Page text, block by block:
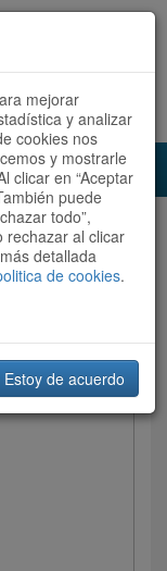
Español | Català
Más recientes /
mejorar
y analizar
cookies nos
y mostrarle
clicar en “Aceptar
puede
todo”,
rechazar al clicar
detallada
de cookies.
Estoy de acuerdo